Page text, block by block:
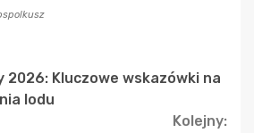
2026: Kluczowe wskazówki na
lodu
Kolejny: